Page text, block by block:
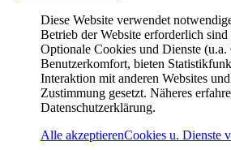
Diese Website verwendet
Betrieb der Website erforderlich sind
Optionale Cookies und Dienste
Benutzerkomfort, bieten
Interaktion mit anderen Websites
Zustimmung gesetzt. Näheres
Datenschutzerklärung.
Alle akzeptierenCookies u. Dienste